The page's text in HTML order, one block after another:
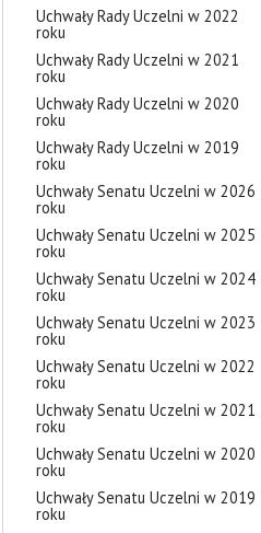
Uchwały Rady Uczelni w 2022
roku
Uchwały Rady Uczelni w 2021
roku
Uchwały Rady Uczelni w 2020
roku
Uchwały Rady Uczelni w 2019
roku
Uchwały Senatu Uczelni w 2026
roku
Uchwały Senatu Uczelni w 2025
roku
Uchwały Senatu Uczelni w 2024
roku
Uchwały Senatu Uczelni w 2023
roku
Uchwały Senatu Uczelni w 2022
roku
Uchwały Senatu Uczelni w 2021
roku
Uchwały Senatu Uczelni w 2020
roku
Uchwały Senatu Uczelni w 2019
roku